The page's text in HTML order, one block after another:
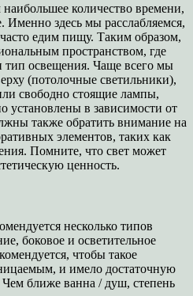
количество времени,
Именно здесь мы расслабляемся,
едим пищу. Таким образом,
пространством, где
освещения. Чаще всего мы
(потолочные светильники),
свободно стоящие лампы,
установлены в зависимости от
также обратить внимание на
элементов, таких как
Помните, что свет может
ценность.
несколько типов
боковое и осветительное
чтобы такое
и имело достаточную
ближе ванна / душ, степень